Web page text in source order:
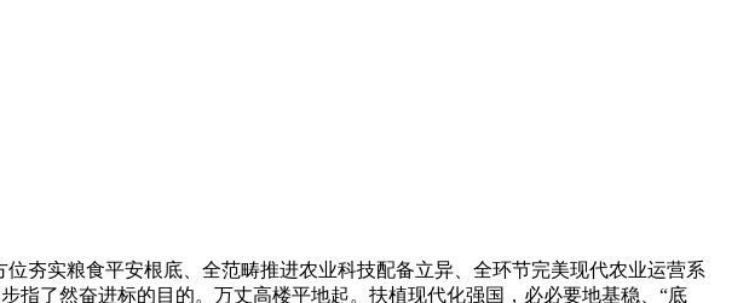
实粮食平安根底、全范畴推进农业科技配备立异、全环节完美现代农业运营系
指了然奋进标的目的。万丈高楼平地起。扶植现代化强国，必必要地基稳、“底